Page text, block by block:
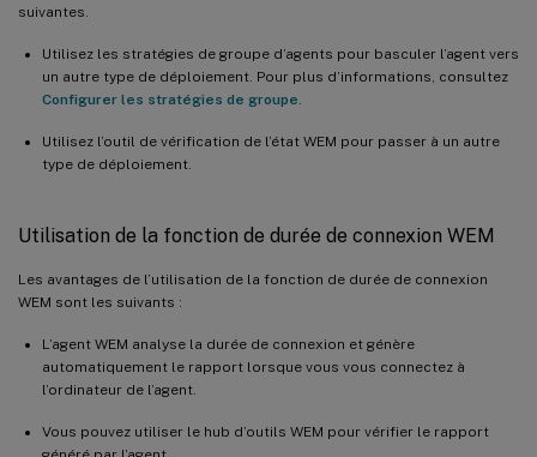
suivantes.
Utilisez les stratégies de groupe d’agents pour basculer l’agent vers
un autre type de déploiement. Pour plus d’informations, consultez
Configurer les stratégies de groupe.
Utilisez l’outil de vérification de l’état WEM pour passer à un autre
type de déploiement.
Utilisation de la fonction de durée de connexion WEM
Les avantages de l’utilisation de la fonction de durée de connexion
WEM sont les suivants :
L’agent WEM analyse la durée de connexion et génère
automatiquement le rapport lorsque vous vous connectez à
l’ordinateur de l’agent.
Vous pouvez utiliser le hub d’outils WEM pour vérifier le rapport